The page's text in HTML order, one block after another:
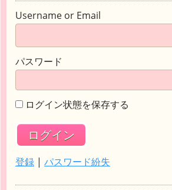
Username or Email
パスワード
ログイン状態を保存する
登録 | パスワード紛失